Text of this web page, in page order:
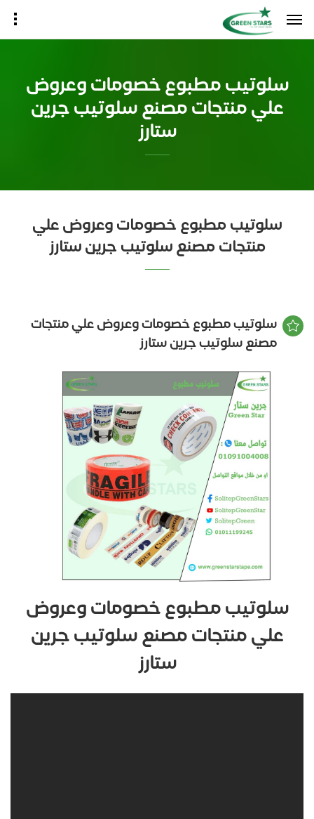
سلوتيب مطبوع خصومات وعروض
علي منتجات مصنع سلوتيب جرين
ستارز
سلوتيب مطبوع خصومات وعروض علي
منتجات مصنع سلوتيب جرين ستارز
سلوتيب مطبوع خصومات وعروض علي منتجات
مصنع سلوتيب جرين ستارز
سلوتيب مطبوع خصومات وعروض
علي منتجات مصنع سلوتيب جرين
ستارز